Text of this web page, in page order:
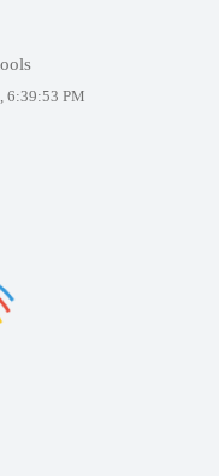
6:39:53 PM